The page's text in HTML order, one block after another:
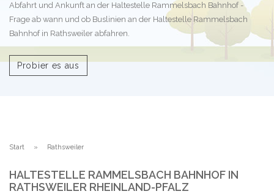
Abfahrt und Ankunft an der Haltestelle Rammelsbach Bahnhof -
Frage ab wann und ob Buslinien an der Haltestelle Rammelsbach
Bahnhof in Rathsweiler abfahren.
Probier es aus
Start Rathsweiler
HALTESTELLE RAMMELSBACH BAHNHOF IN
RATHSWEILER RHEINLAND-PFALZ